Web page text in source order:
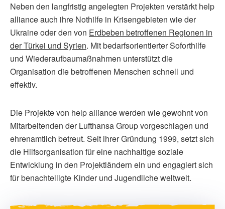
Neben den langfristig angelegten Projekten verstärkt help
alliance auch ihre Nothilfe in Krisengebieten wie der
Ukraine oder den von Erdbeben betroffenen Regionen in
der Türkei und Syrien. Mit bedarfsorientierter Soforthilfe
und Wiederaufbaumaßnahmen unterstützt die
Organisation die betroffenen Menschen schnell und
effektiv.
Die Projekte von help alliance werden wie gewohnt von
Mitarbeitenden der Lufthansa Group vorgeschlagen und
ehrenamtlich betreut. Seit ihrer Gründung 1999, setzt sich
die Hilfsorganisation für eine nachhaltige soziale
Entwicklung in den Projektländern ein und engagiert sich
für benachteiligte Kinder und Jugendliche weltweit.